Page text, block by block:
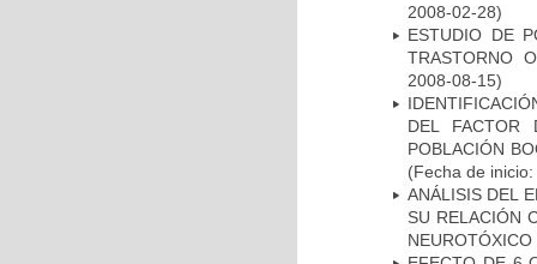
2008-02-28)
ESTUDIO DE
TRASTORNO
2008-08-15)
DEL FACTOR
POBLACIÓN
(Fecha de
ANÁLISIS DEL
SU RELACIÓN
NEUROTÓXICO